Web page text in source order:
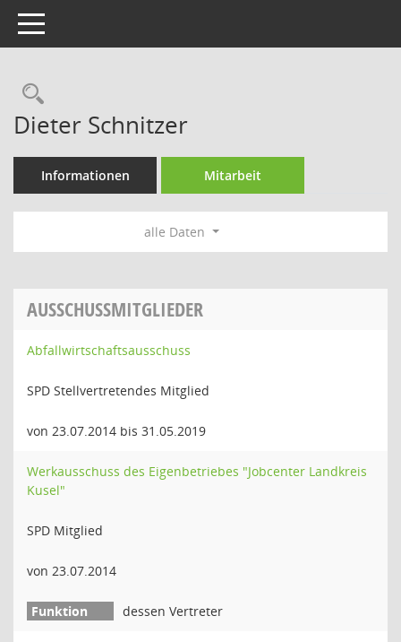
Toggle navigation
Rechercheauswahl
Dieter Schnitzer
Informationen Mitarbeit
alle Daten
AUSSCHUSSMITGLIEDER
Abfallwirtschaftsausschuss
SPD Stellvertretendes Mitglied
von 23.07.2014 bis 31.05.2019
Werkausschuss des Eigenbetriebes "Jobcenter Landkreis
Kusel"
SPD Mitglied
von 23.07.2014
dessen Vertreter